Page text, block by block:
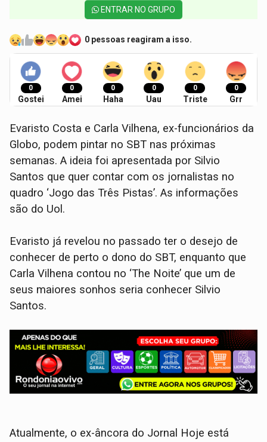
ENTRAR NO GRUPO
0 pessoas reagiram a isso.
0
Gostei
0
Amei
0
Haha
0
Uau
0
Triste
0
Grr
Evaristo Costa e Carla Vilhena, ex-funcionários da
Globo, podem pintar no SBT nas próximas
semanas. A ideia foi apresentada por Silvio
Santos que quer contar com os jornalistas no
quadro ‘Jogo das Três Pistas’. As informações
são do Uol.
Evaristo já revelou no passado ter o desejo de
conhecer de perto o dono do SBT, enquanto que
Carla Vilhena contou no ‘The Noite’ que um de
seus maiores sonhos seria conhecer Silvio
Santos.
Atualmente, o ex-âncora do Jornal Hoje está